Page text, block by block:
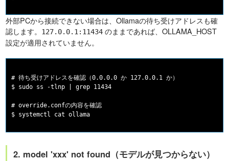
外部PCから接続できない場合は、Ollamaの待ち受けアドレスも確
認します。
127.0.0.1:11434 のままであれば、OLLAMA_HOST
設定が適用されていません。
# 待ち受けアドレスを確認（0.0.0.0 か 127.0.0.1 か）
$ sudo ss -tlnp | grep 11434
# override.confの内容を確認
2. model 'xxx' not found（モデルが見つからない）